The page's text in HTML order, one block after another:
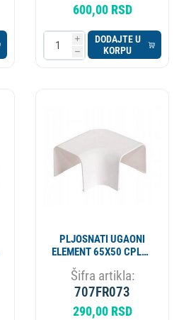
600,00 RSD
i
h
DODAJTE U
KORPU
PLJOSNATI UGAONI
ELEMENT 65X50 CPLUS
VECAMCO 9801-115-
08
Šifra artikla:
707FR073
290,00 RSD